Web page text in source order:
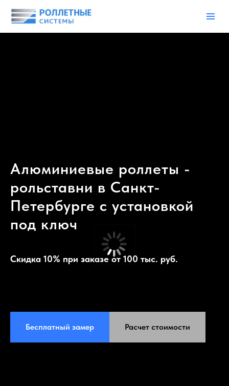
Алюминиевые роллеты -
рольставни в Санкт-
Петербурге с установкой
под ключ
Скидка 10% при заказе от 100 тыс. руб.
Бесплатный замер Расчет стоимости